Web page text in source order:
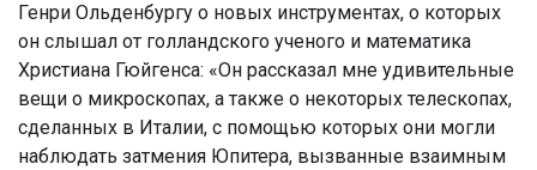
Генри Ольденбургу о новых инструментах, о которых
он слышал от голландского ученого и математика
Христиана Гюйгенса: «Он рассказал мне удивительные
вещи о микроскопах, а также о некоторых телескопах,
сделанных в Италии, с помощью которых они могли
наблюдать затмения Юпитера, вызванные взаимным